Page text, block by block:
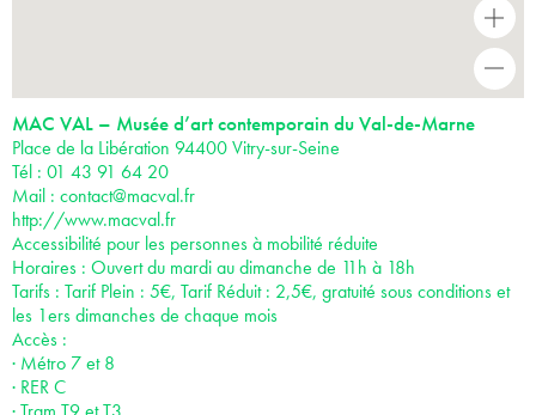
+
MAC VAL – Musée d’art contemporain du Val-de-Marne
Place de la Libération 94400 Vitry-sur-Seine
Tél : 01 43 91 64 20
Mail : contact@macval.fr
http://www.macval.fr
Accessibilité pour les personnes à mobilité réduite
Horaires : Ouvert du mardi au dimanche de 11h à 18h
Tarifs : Tarif Plein : 5€, Tarif Réduit : 2,5€, gratuité sous conditions et
les 1ers dimanches de chaque mois
Accès :
· Métro 7 et 8
· RER C